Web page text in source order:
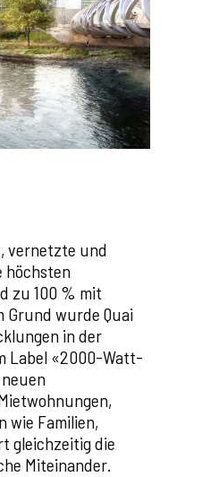
vernetzte und
höchsten
zu 100 % mit
Grund wurde Quai
in der
Label «2000-Watt-
wie Familien,
gleichzeitig die
Miteinander.